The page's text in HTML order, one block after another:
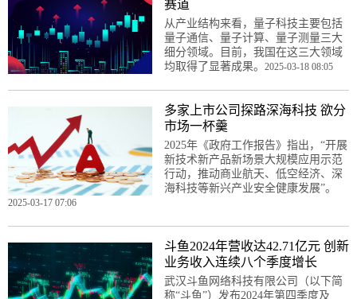
赛道
从产业结构来看，量子科技主要包括
量子通信、量子计算、量子测量三大
细分领域。目前，我国在这三大领域
均取得了显著成果。 2025-03-18 08:05
多家上市公司探路深海科技 欲分
市场一杯羹
2025年《政府工作报告》指出，“开展
新技术新产品新场景大规模应用示范
行动，推动商业航天、低空经济、深
海科技等新兴产业安全健康发展”。
2025-03-17 07:06
斗鱼2024年营收达42.71亿元 创新
业务收入连续八个季度增长
武汉斗鱼网络科技有限公司（以下简
称“斗鱼”）发布2024年第四季度及